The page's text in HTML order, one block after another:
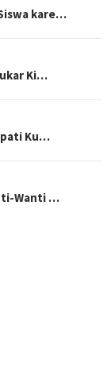
kare…
Ki…
Ku…
Wanti …